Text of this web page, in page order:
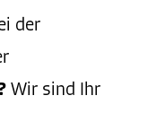
der
Wir sind Ihr